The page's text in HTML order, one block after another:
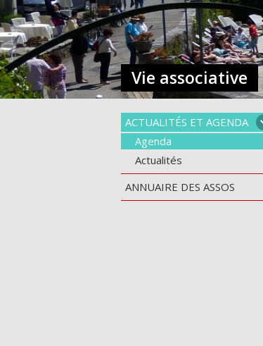
ACTUALITÉS ET AGENDA
Agenda
Actualités
ANNUAIRE DES ASSOS
Vie associative